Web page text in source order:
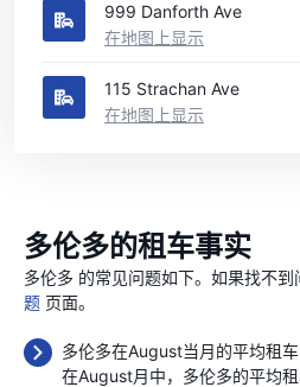
999 Danforth Ave
在地图上显示
115 Strachan Ave
在地图上显示
多伦多的租车事实
多伦多 的常见问题如下。如果找不
题 页面。
多伦多在August当月的平均租车
在August月中，多伦多的平均租